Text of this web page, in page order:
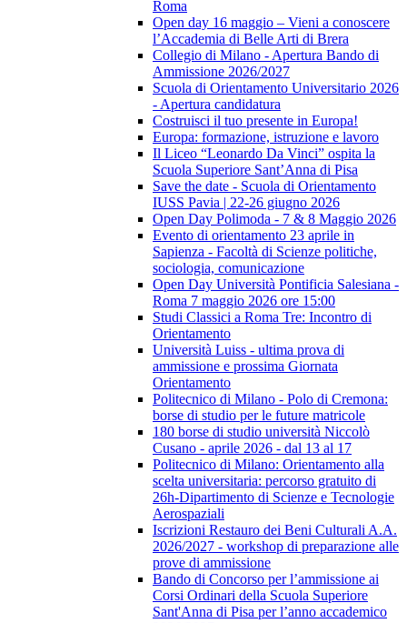
Roma
Open day 16 maggio – Vieni a conoscere
l’Accademia di Belle Arti di Brera
Collegio di Milano - Apertura Bando di
Ammissione 2026/2027
Scuola di Orientamento Universitario 2026
- Apertura candidatura
Costruisci il tuo presente in Europa!
Europa: formazione, istruzione e lavoro
Il Liceo “Leonardo Da Vinci” ospita la
Scuola Superiore Sant’Anna di Pisa
Save the date - Scuola di Orientamento
IUSS Pavia | 22-26 giugno 2026
Open Day Polimoda - 7 & 8 Maggio 2026
Evento di orientamento 23 aprile in
Sapienza - Facoltà di Scienze politiche,
sociologia, comunicazione
Open Day Università Pontificia Salesiana -
Roma 7 maggio 2026 ore 15:00
Studi Classici a Roma Tre: Incontro di
Orientamento
Università Luiss - ultima prova di
ammissione e prossima Giornata
Orientamento
Politecnico di Milano - Polo di Cremona:
borse di studio per le future matricole
180 borse di studio università Niccolò
Cusano - aprile 2026 - dal 13 al 17
Politecnico di Milano: Orientamento alla
scelta universitaria: percorso gratuito di
26h-Dipartimento di Scienze e Tecnologie
Aerospaziali
Iscrizioni Restauro dei Beni Culturali A.A.
2026/2027 - workshop di preparazione alle
prove di ammissione
Bando di Concorso per l’ammissione ai
Corsi Ordinari della Scuola Superiore
Sant'Anna di Pisa per l’anno accademico